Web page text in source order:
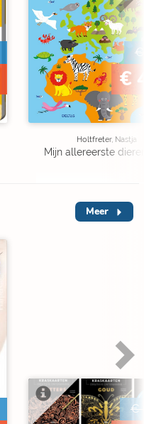
€
€
Holtfreter, Nastja
Mijn allereerste
Meer
€